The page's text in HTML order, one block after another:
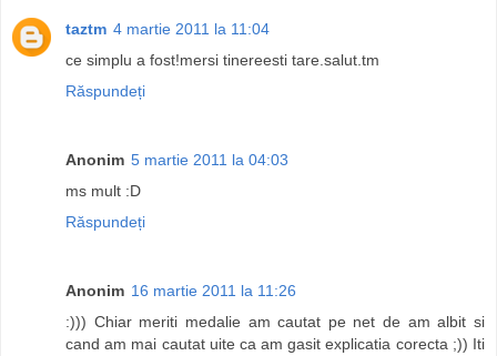
taztm 4 martie 2011 la 11:04
ce simplu a fost!mersi tinereesti tare.salut.tm
Răspundeți
Anonim 5 martie 2011 la 04:03
ms mult :D
Răspundeți
Anonim 16 martie 2011 la 11:26
:))) Chiar meriti medalie am cautat pe net de am albit si
cand am mai cautat uite ca am gasit explicatia corecta ;)) Iti